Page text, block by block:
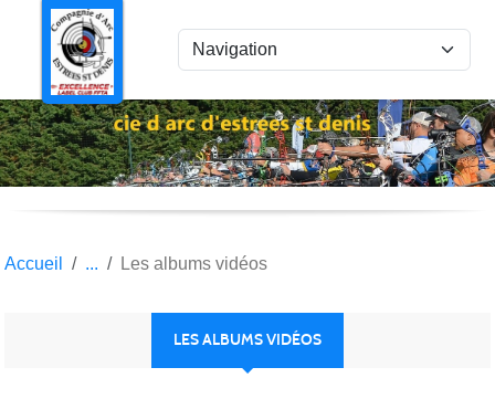
Accueil Les albums vidéos
LES ALBUMS VIDÉOS
Panneau de gestion des cookies